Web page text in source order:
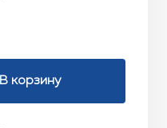
В корзину